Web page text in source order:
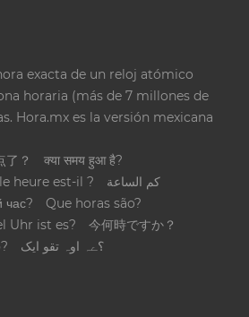
exacta de un reloj atómico
horaria (más de 7 millones de
Hora.mx es la versión mexicana
了？
क्या समय हुआ है?
heure est-il ?
كم الساعة
час?
Que horas são?
Uhr ist es?
今何時ですか？
؟ےہ اوہ تقو ایک